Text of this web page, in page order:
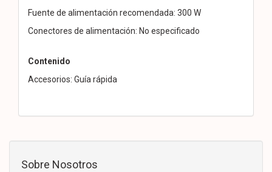
Fuente de alimentación recomendada: 300 W
Conectores de alimentación: No especificado
Contenido
Accesorios: Guía rápida
Sobre Nosotros